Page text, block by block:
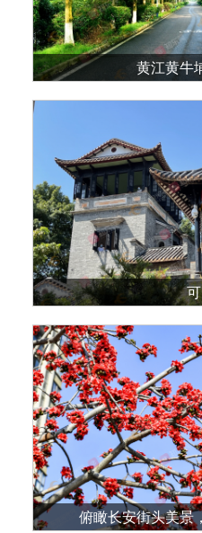
黄江黄牛
俯瞰长安街头美景